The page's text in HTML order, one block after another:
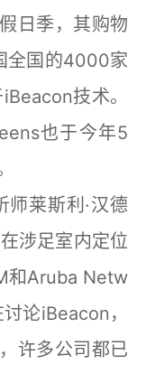
日季，其购物
全国的4000家
技术。
也于今年5
莱斯利·汉德
涉足室内定位
和Aruba Netw
论iBeacon，
许多公司都已